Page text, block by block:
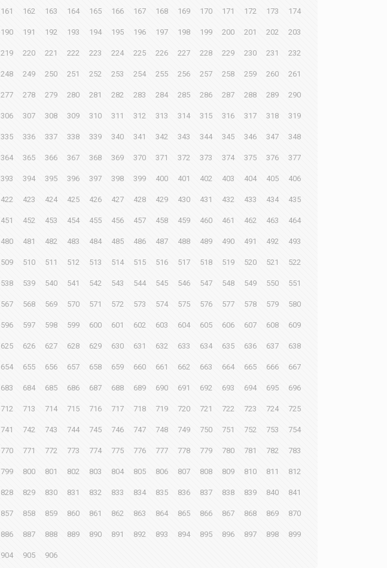
161 162 163 164 165 166 167 168 169 170 171 172 173 174
190 191 192 193 194 195 196 197 198 199 200 201 202 203
219 220 221 222 223 224 225 226 227 228 229 230 231 232
248 249 250 251 252 253 254 255 256 257 258 259 260 261
277 278 279 280 281 282 283 284 285 286 287 288 289 290
306 307 308 309 310 311 312 313 314 315 316 317 318 319
335 336 337 338 339 340 341 342 343 344 345 346 347 348
364 365 366 367 368 369 370 371 372 373 374 375 376 377
393 394 395 396 397 398 399 400 401 402 403 404 405 406
422 423 424 425 426 427 428 429 430 431 432 433 434 435
451 452 453 454 455 456 457 458 459 460 461 462 463 464
480 481 482 483 484 485 486 487 488 489 490 491 492 493
509 510 511 512 513 514 515 516 517 518 519 520 521 522
538 539 540 541 542 543 544 545 546 547 548 549 550 551
567 568 569 570 571 572 573 574 575 576 577 578 579 580
596 597 598 599 600 601 602 603 604 605 606 607 608 609
625 626 627 628 629 630 631 632 633 634 635 636 637 638
654 655 656 657 658 659 660 661 662 663 664 665 666 667
683 684 685 686 687 688 689 690 691 692 693 694 695 696
712 713 714 715 716 717 718 719 720 721 722 723 724 725
741 742 743 744 745 746 747 748 749 750 751 752 753 754
770 771 772 773 774 775 776 777 778 779 780 781 782 783
799 800 801 802 803 804 805 806 807 808 809 810 811 812
828 829 830 831 832 833 834 835 836 837 838 839 840 841
857 858 859 860 861 862 863 864 865 866 867 868 869 870
886 887 888 889 890 891 892 893 894 895 896 897 898 899
904 905 906